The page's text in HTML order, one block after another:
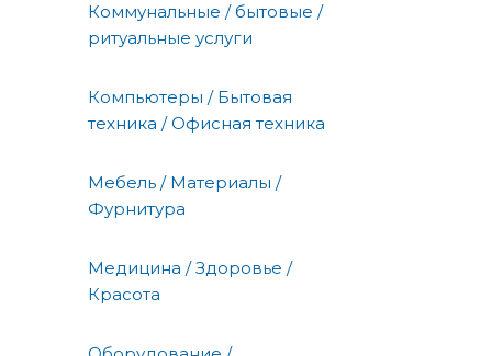
Коммунальные / бытовые /
ритуальные услуги
Компьютеры / Бытовая
техника / Офисная техника
Мебель / Материалы /
Фурнитура
Медицина / Здоровье /
Красота